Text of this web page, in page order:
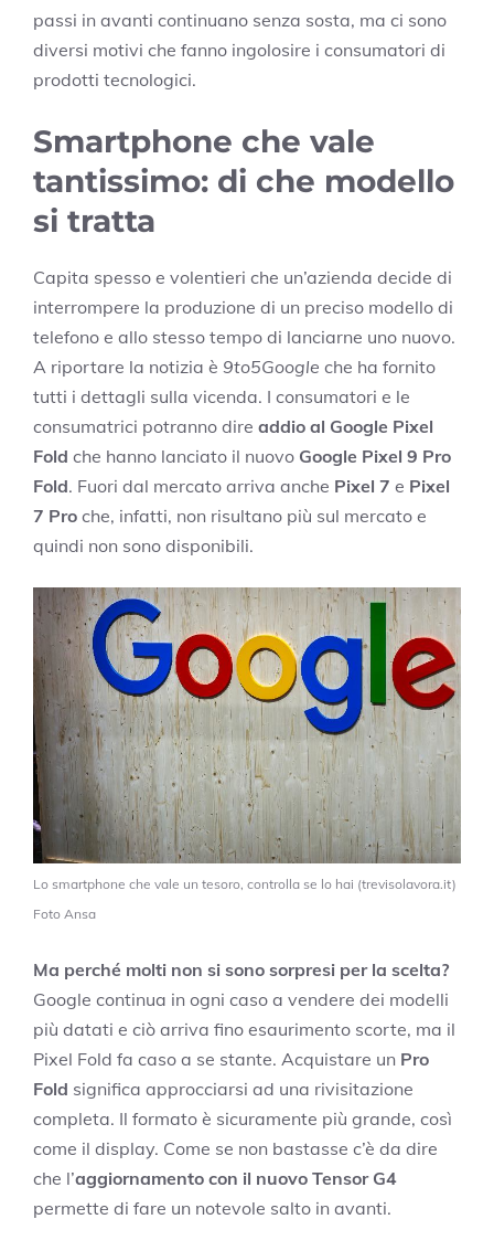
passi in avanti continuano senza sosta, ma ci sono
diversi motivi che fanno ingolosire i consumatori di
prodotti tecnologici.
Smartphone che vale
tantissimo: di che modello
si tratta
Capita spesso e volentieri che un’azienda decide di
interrompere la produzione di un preciso modello di
telefono e allo stesso tempo di lanciarne uno nuovo.
A riportare la notizia è 9to5Google che ha fornito
tutti i dettagli sulla vicenda. I consumatori e le
consumatrici potranno dire addio al Google Pixel
Fold che hanno lanciato il nuovo Google Pixel 9 Pro
Fold. Fuori dal mercato arriva anche Pixel 7 e Pixel
7 Pro che, infatti, non risultano più sul mercato e
quindi non sono disponibili.
Lo smartphone che vale un tesoro, controlla se lo hai (trevisolavora.it)
Foto Ansa
Ma perché molti non si sono sorpresi per la scelta?
Google continua in ogni caso a vendere dei modelli
più datati e ciò arriva fino esaurimento scorte, ma il
Pixel Fold fa caso a se stante. Acquistare un Pro
Fold significa approcciarsi ad una rivisitazione
completa. Il formato è sicuramente più grande, così
come il display. Come se non bastasse c’è da dire
che l’aggiornamento con il nuovo Tensor G4
permette di fare un notevole salto in avanti.